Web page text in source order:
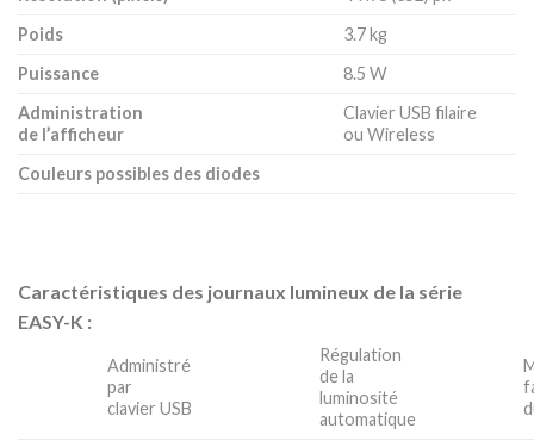
Poids
3.7 kg
Puissance
8.5 W
Administration
de l’afficheur
Clavier USB filaire
ou Wireless
Couleurs possibles des diodes
Caractéristiques des journaux lumineux de la série
EASY-K :
Administré
par
clavier USB
Régulation
de la
luminosité
automatique